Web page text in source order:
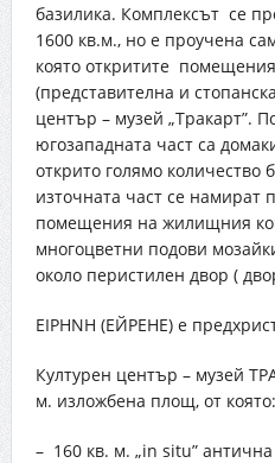
базилика. Комплексът се
1600 кв.м., но е проучена
която откритите
(представителна и
център – музей „Тракарт”.
югозападната част са
открито голямо количество
източната част се намират
помещения на жилищния
многоцветни подови
около перистилен двор (
EIPHNH (ЕЙРЕНЕ) е
Културен център – музей
м. изложбена площ, от която:
– 160 кв. м. „in situ”